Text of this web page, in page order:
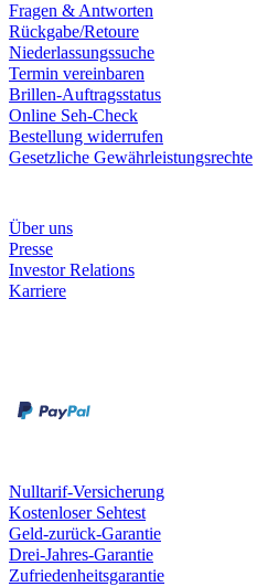
Fragen & Antworten
Rückgabe/Retoure
Niederlassungssuche
Termin vereinbaren
Brillen-Auftragsstatus
Online Seh-Check
Bestellung widerrufen
Gesetzliche Gewährleistungsrechte
Über uns
Presse
Investor Relations
Karriere
Nulltarif-Versicherung
Kostenloser Sehtest
Geld-zurück-Garantie
Drei-Jahres-Garantie
Zufriedenheitsgarantie